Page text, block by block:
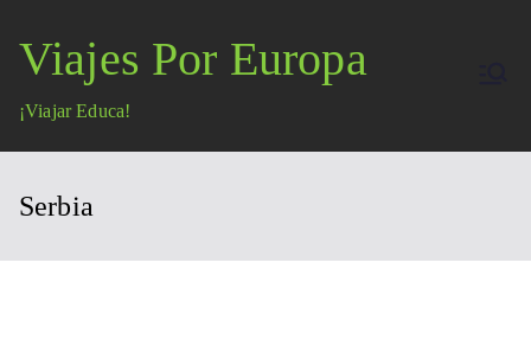
contenido
Viajes Por Europa
¡Viajar Educa!
Serbia